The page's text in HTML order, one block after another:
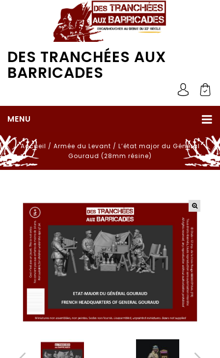
DES TRANCHÉES AUX
BARRICADES
MENU
Accueil / Armée du Levant / L’état major du Général
Gouraud (28mm résine)